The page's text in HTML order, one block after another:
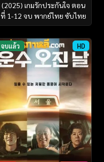
(2025) เกมรักประกันใจ ตอน
ที่ 1-12 จบ พากย์ไทย ซับไทย
จบแล้ว HD